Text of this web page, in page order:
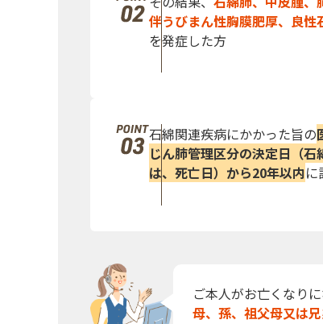
伴うびまん性胸膜肥厚、良性
を発症した方
石綿関連疾病にかかった旨の
じん肺管理区分の決定日（
は、死亡日）から20年以内に
ご本人がお亡くなり
母、孫、祖父母又は